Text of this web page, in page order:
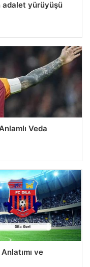
adalet yürüyüşü
Veda
ve